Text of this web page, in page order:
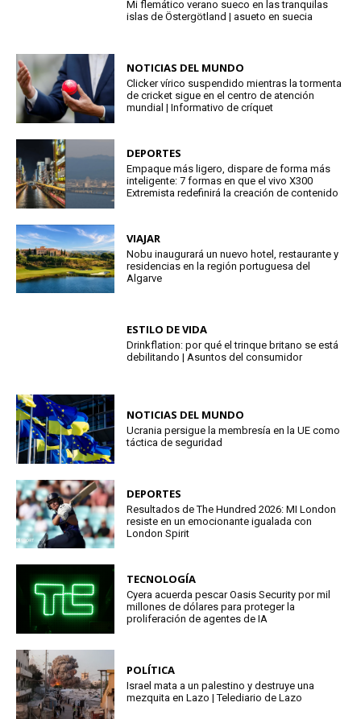
Mi flemático verano sueco en las tranquilas
islas de Östergötland | asueto en suecia
NOTICIAS DEL MUNDO
Clicker vírico suspendido mientras la tormenta
de cricket sigue en el centro de atención
mundial | Informativo de críquet
DEPORTES
Empaque más ligero, dispare de forma más
inteligente: 7 formas en que el vivo X300
Extremista redefinirá la creación de contenido
VIAJAR
Nobu inaugurará un nuevo hotel, restaurante y
residencias en la región portuguesa del
Algarve
ESTILO DE VIDA
Drinkflation: por qué el trinque britano se está
debilitando | Asuntos del consumidor
NOTICIAS DEL MUNDO
Ucrania persigue la membresía en la UE como
táctica de seguridad
DEPORTES
Resultados de The Hundred 2026: MI London
resiste en un emocionante igualada con
London Spirit
TECNOLOGÍA
Cyera acuerda pescar Oasis Security por mil
millones de dólares para proteger la
proliferación de agentes de IA
POLÍTICA
Israel mata a un palestino y destruye una
mezquita en Lazo | Telediario de Lazo